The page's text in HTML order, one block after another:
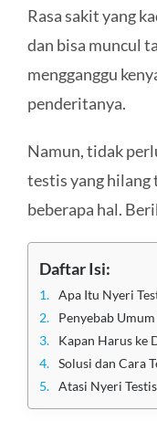
Rasa sakit yang
dan bisa muncul
mengganggu
penderitanya.
Namun, tidak
testis yang hilang
beberapa hal.
Daftar Isi:
Apa Itu Nyeri
Penyebab
Kapan Harus ke
Solusi dan Cara
Atasi Nyeri Testis Hilang